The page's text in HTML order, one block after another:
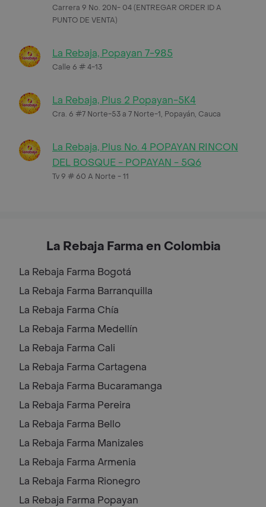
Carrera 9 No. 20N- 04 (ENTREGAR ORDER ID A
PUNTO DE VENTA)
La Rebaja, Popayan 7-985
Calle 6 # 4-13
La Rebaja, Plus 2 Popayan-5K4
Cra. 6 #7 Norte-53 a 7 Norte-1, Popayán, Cauca
La Rebaja, Plus No. 4 POPAYAN RINCON
DEL BOSQUE - POPAYAN - 5Q6
Tv 9 # 60 A Norte - 11
La Rebaja Farma en Colombia
La Rebaja Farma Bogotá
La Rebaja Farma Barranquilla
La Rebaja Farma Chía
La Rebaja Farma Medellín
La Rebaja Farma Cali
La Rebaja Farma Cartagena
La Rebaja Farma Bucaramanga
La Rebaja Farma Pereira
La Rebaja Farma Bello
La Rebaja Farma Manizales
La Rebaja Farma Armenia
La Rebaja Farma Rionegro
La Rebaja Farma Popayan